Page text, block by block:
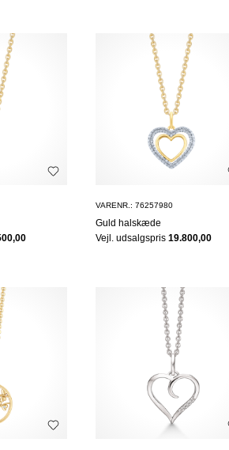
VARENR.: 76257980
Guld halskæde
Vejl. udsalgspris19.800,00